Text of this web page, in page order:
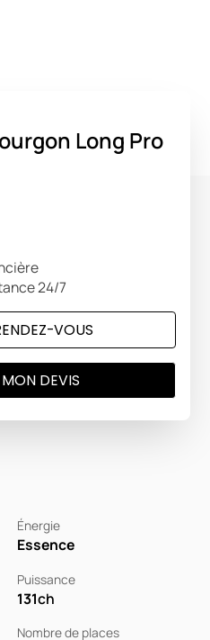
Énergie
Essence
Puissance
131ch
Nombre de places
Long Pro
24/7
VOUS
DEVIS